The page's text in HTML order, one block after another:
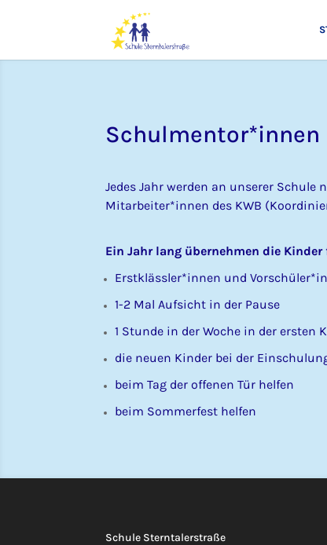
Schulmentor*innen
Jedes Jahr werden an unserer
Mitarbeiter*innen des KWB
Ein Jahr lang übernehmen die
Erstklässler*innen und
1-2 Mal Aufsicht in der Pause
1 Stunde in der Woche in der ersten
die neuen Kinder bei der
beim Tag der offenen Tür helfen
beim Sommerfest helfen
Schule Sterntalerstraße